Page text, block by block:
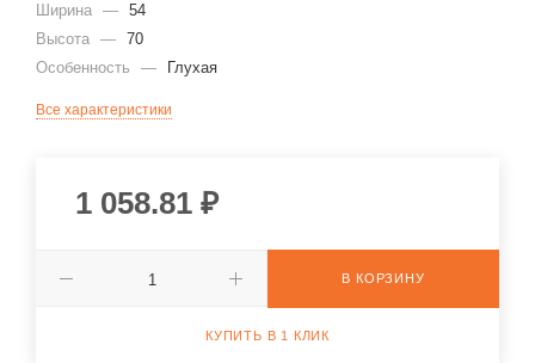
Ширина — 54
Высота — 70
Особенность
— Глухая
Все характеристики
1 058.81 ₽
В КОРЗИНУ
КУПИТЬ В 1 КЛИК